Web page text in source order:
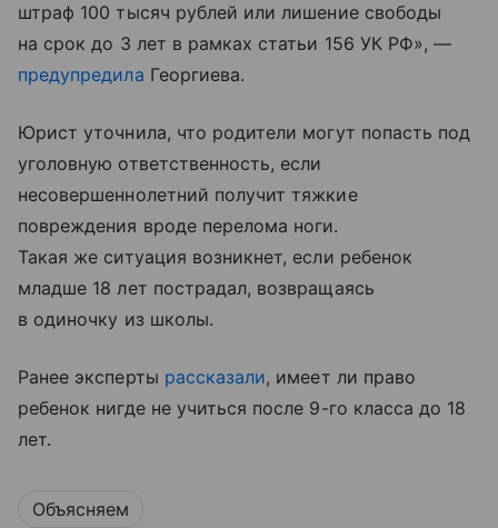
штраф 100 тысяч рублей или лишение свободы
на срок до 3 лет в рамках статьи 156 УК РФ», —
предупредила Георгиева.
Юрист уточнила, что родители могут попасть под
уголовную ответственность, если
несовершеннолетний получит тяжкие
повреждения вроде перелома ноги.
Такая же ситуация возникнет, если ребенок
младше 18 лет пострадал, возвращаясь
в одиночку из школы.
Ранее эксперты рассказали, имеет ли право
ребенок нигде не учиться после 9-го класса до 18
лет.
Объясняем